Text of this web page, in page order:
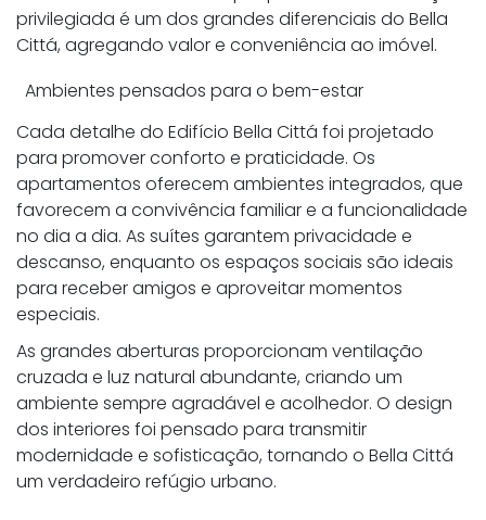
privilegiada é um dos grandes diferenciais do Bella
Cittá, agregando valor e conveniência ao imóvel.
Ambientes pensados para o bem-estar
Cada detalhe do Edifício Bella Cittá foi projetado
para promover conforto e praticidade. Os
apartamentos oferecem ambientes integrados, que
favorecem a convivência familiar e a funcionalidade
no dia a dia. As suítes garantem privacidade e
descanso, enquanto os espaços sociais são ideais
para receber amigos e aproveitar momentos
especiais.
As grandes aberturas proporcionam ventilação
cruzada e luz natural abundante, criando um
ambiente sempre agradável e acolhedor. O design
dos interiores foi pensado para transmitir
modernidade e sofisticação, tornando o Bella Cittá
um verdadeiro refúgio urbano.